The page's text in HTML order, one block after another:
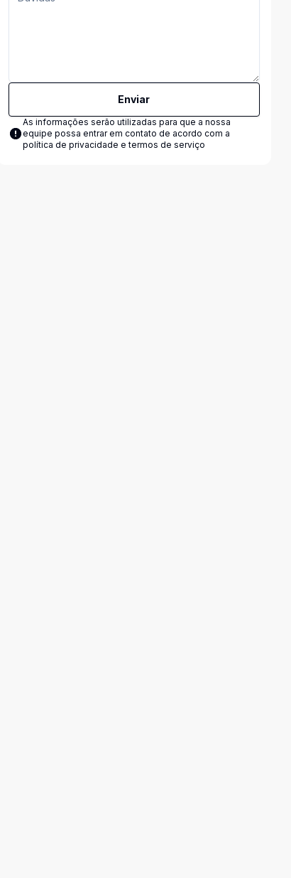
Enviar
As informações serão utilizadas para que a nossa
equipe possa entrar em contato de acordo com a
política de privacidade e termos de serviço